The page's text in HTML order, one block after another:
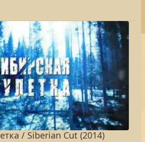
/ Siberian Cut (2014)